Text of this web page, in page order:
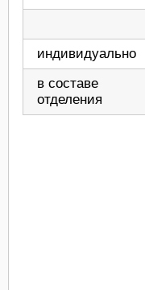
индивидуально
в составе
отделения